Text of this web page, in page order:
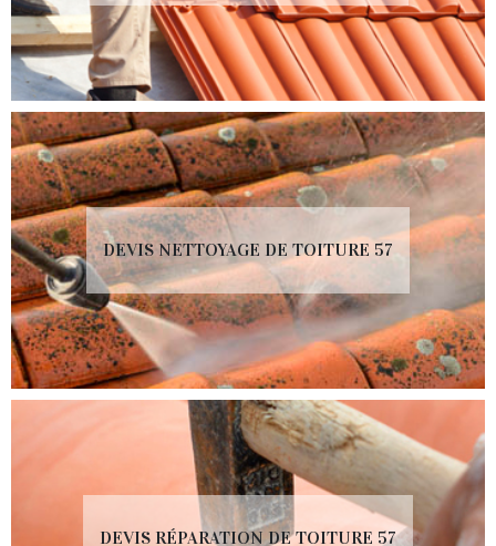
DEVIS NETTOYAGE DE TOITURE 57
DEVIS RÉPARATION DE TOITURE 57